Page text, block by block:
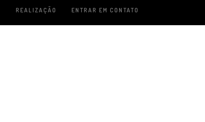
REALIZAÇÃO ENTRAR EM CONTATO